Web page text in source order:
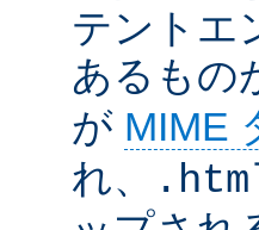
テントエ
あるもの
が MIME
れ、